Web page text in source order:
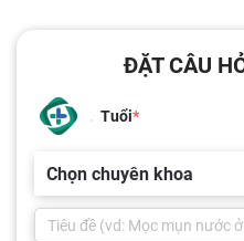
ĐẶT CÂU
Tuổi
Chọn chuyên khoa